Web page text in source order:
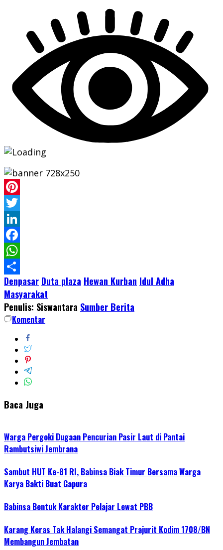
Pinterest
Twitter
LinkedIn
Facebook
WhatsApp
Share
Denpasar Duta plaza Hewan Kurban Idul Adha
Masyarakat
Penulis: Siswantara Sumber Berita
Komentar
Baca Juga
Warga Pergoki Dugaan Pencurian Pasir Laut di Pantai
Rambutsiwi Jembrana
Sambut HUT Ke-81 RI, Babinsa Biak Timur Bersama Warga
Karya Bakti Buat Gapura
Babinsa Bentuk Karakter Pelajar Lewat PBB
Karang Keras Tak Halangi Semangat Prajurit Kodim 1708/BN
Membangun Jembatan